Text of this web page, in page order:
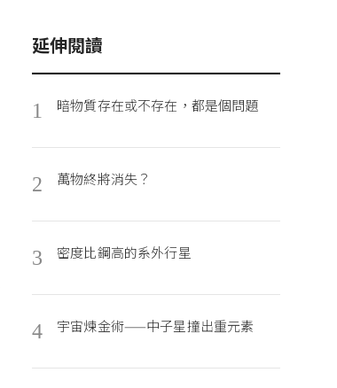
延伸閱讀
1 暗物質存在或不存在，都是個問題
2 萬物終將消失？
3 密度比鋼高的系外行星
4 宇宙煉金術——中子星撞出重元素